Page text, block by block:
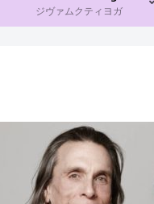
ジヴァムクティヨガ